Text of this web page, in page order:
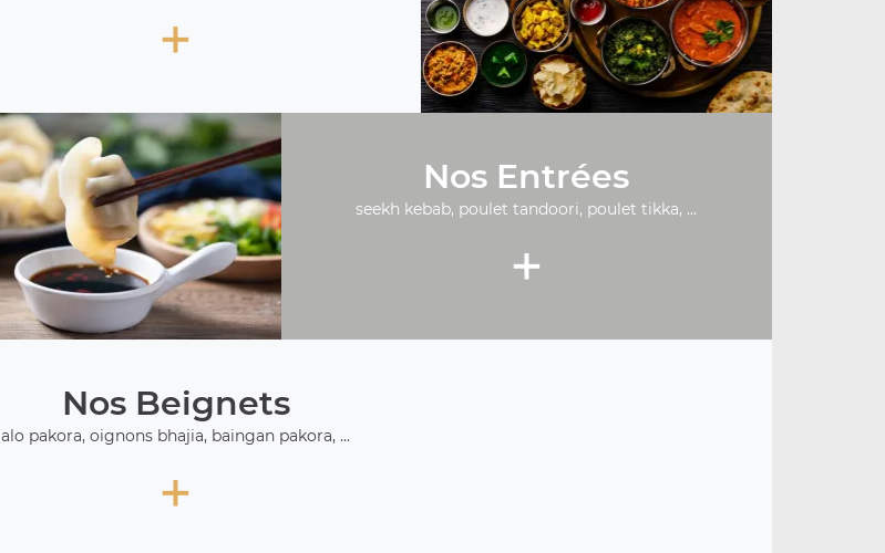
+
Nos Entrées
seekh kebab, poulet tandoori, poulet tikka, ...
+
Nos Beignets
alo pakora, oignons bhajia, baingan pakora, ...
+